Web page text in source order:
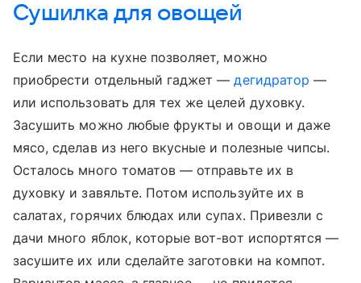
Сушилка для овощей
Если место на кухне позволяет, можно
приобрести отдельный гаджет —дегидратор —
или использовать для тех же целей духовку.
Засушить можно любые фрукты и овощи и даже
мясо, сделав из него вкусные и полезные чипсы.
Осталось много томатов — отправьте их в
духовку и завяльте. Потом используйте их в
салатах, горячих блюдах или супах. Привезли с
дачи много яблок, которые вот-вот испортятся —
засушите их или сделайте заготовки на компот.